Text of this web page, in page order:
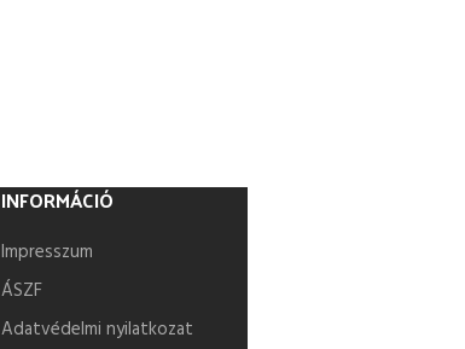
INFORMÁCIÓ
Impresszum
ÁSZF
Adatvédelmi nyilatkozat